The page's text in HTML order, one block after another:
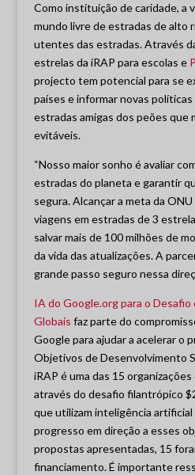
Como instituição de caridade, a
mundo livre de estradas de alto
utentes das estradas. Através
estrelas da iRAP para escolas e
projecto tem potencial para se
países e informar novas
estradas amigas dos peões que
evitáveis.
“Nosso maior sonho é avaliar
estradas do planeta e garantir
segura. Alcançar a meta da
viagens em estradas de 3
salvar mais de 100 milhões de
da vida das atualizações. A
grande passo seguro nessa
IA do Google.org para o
Globais faz parte do
Google para ajudar a acelerar o
Objetivos de Desenvolvimento
iRAP é uma das 15
através do desafio filantrópico
que utilizam inteligência artificial
progresso em direção a esses
propostas apresentadas, 15
financiamento. É importante